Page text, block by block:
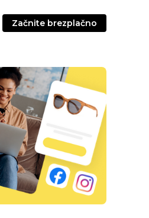
Začnite brezplačno